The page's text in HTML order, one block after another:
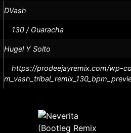
DVash
130 / Guaracha
Hugel Y Solto
https://prodeejayremix.com/wp-